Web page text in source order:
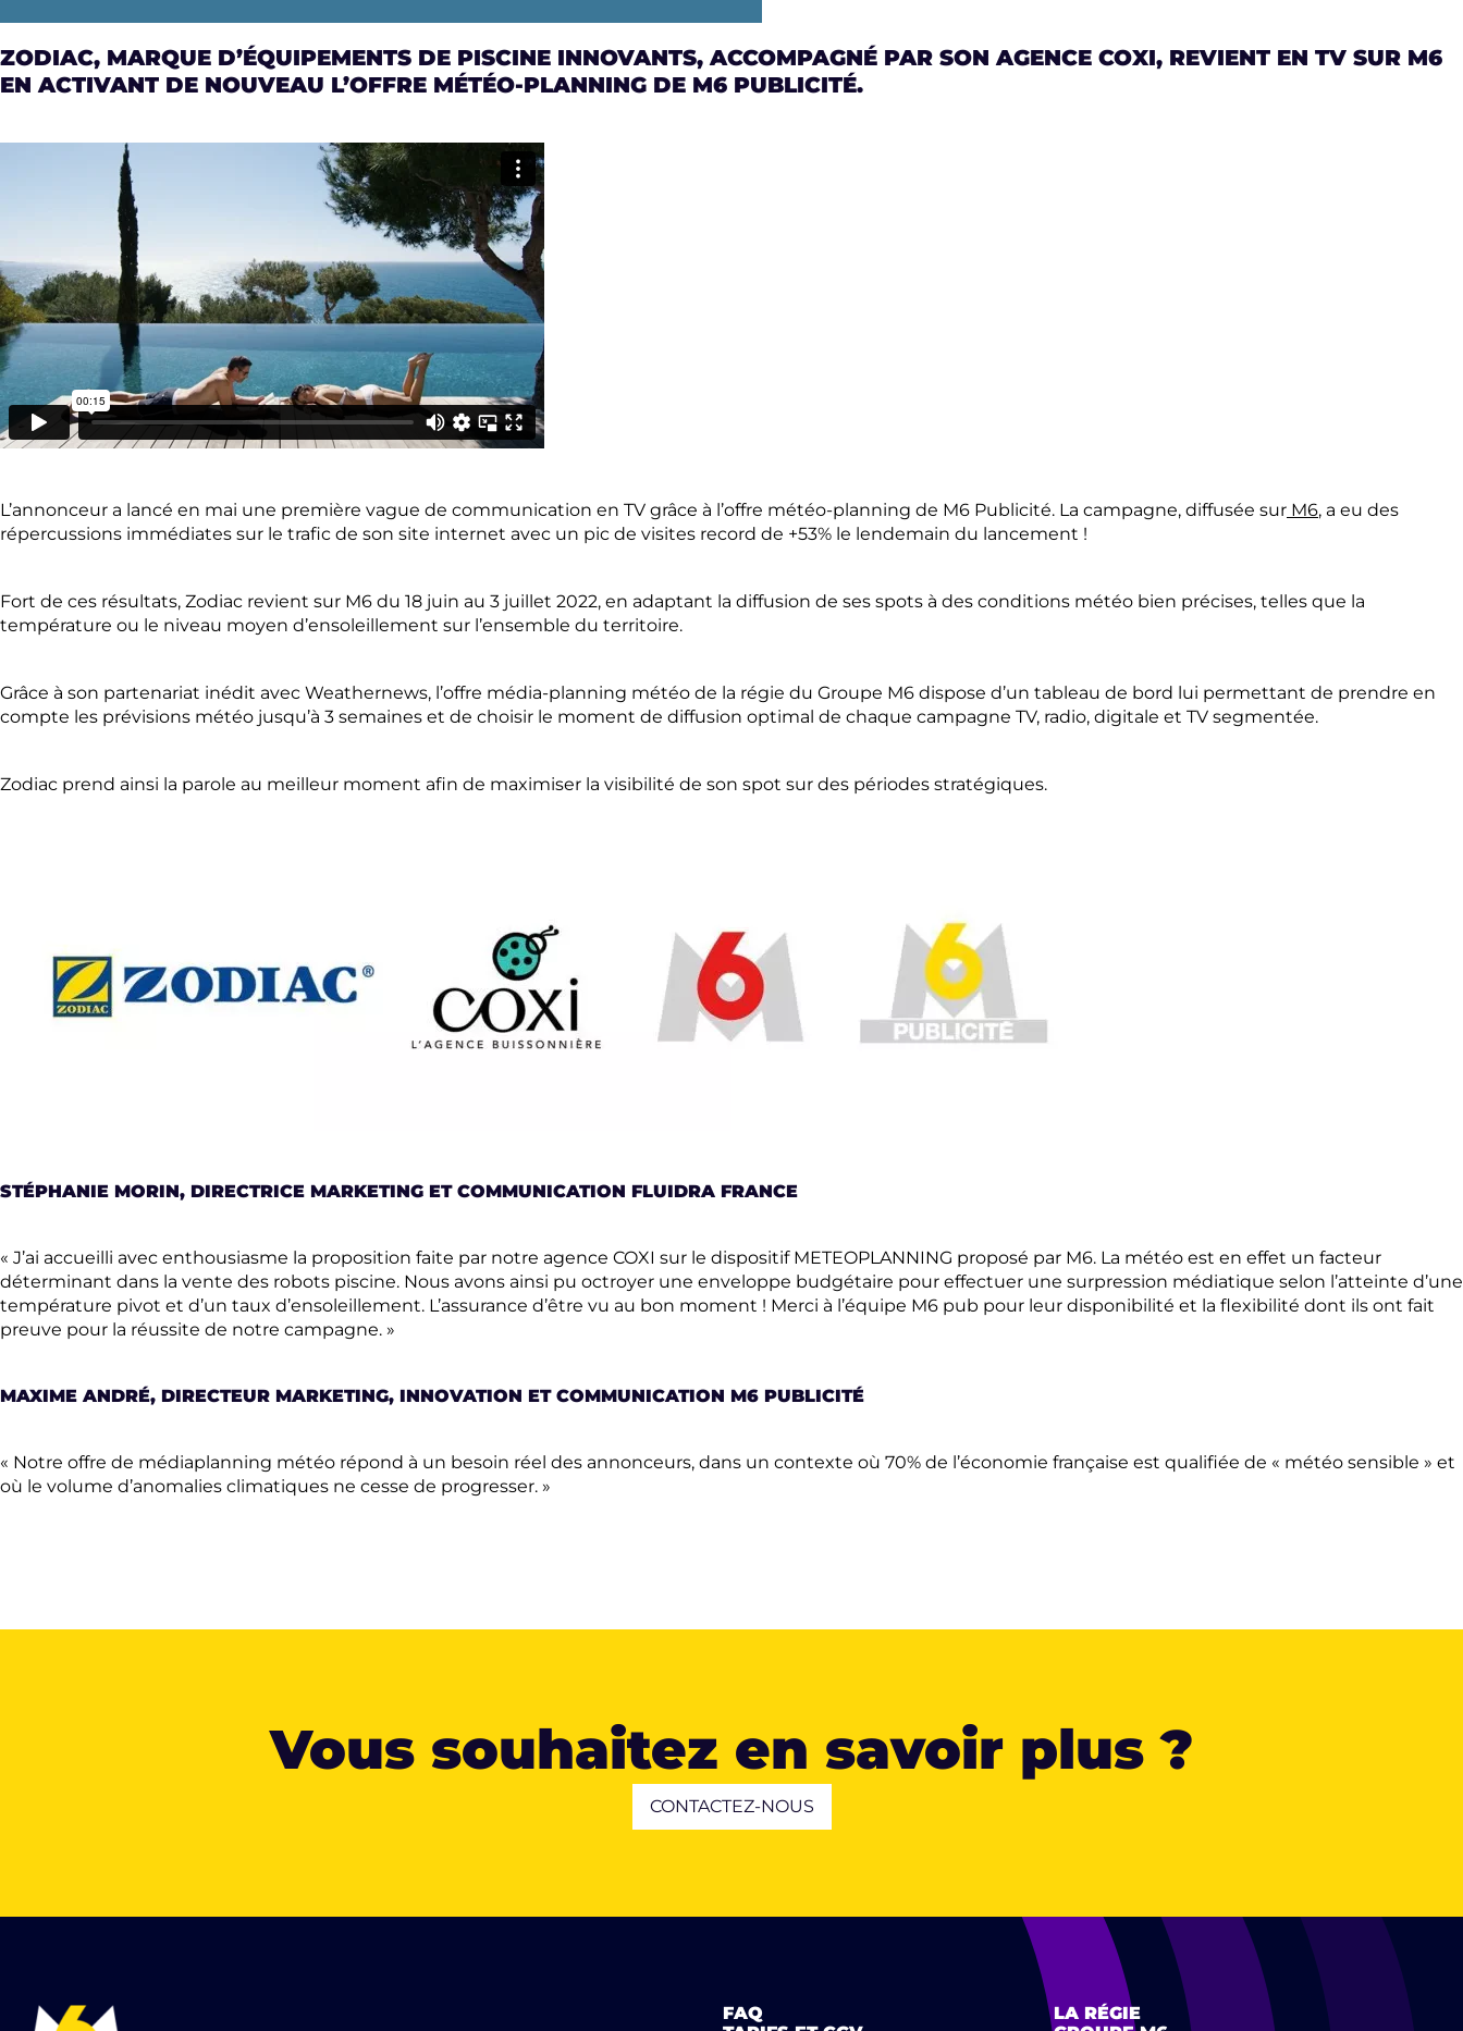
ZODIAC, MARQUE D’ÉQUIPEMENTS DE PISCINE INNOVANTS, ACCOMPAGNÉ PAR SON AGENCE COXI, REVIENT EN TV SUR M6
EN ACTIVANT DE NOUVEAU L’OFFRE MÉTÉO-PLANNING DE M6 PUBLICITÉ.
L’annonceur a lancé en mai une première vague de communication en TV grâce à l’offre météo-planning de M6 Publicité. La campagne, diffusée sur M6, a eu des
répercussions immédiates sur le trafic de son site internet avec un pic de visites record de +53% le lendemain du lancement !
Fort de ces résultats, Zodiac revient sur M6 du 18 juin au 3 juillet 2022, en adaptant la diffusion de ses spots à des conditions météo bien précises, telles que la
température ou le niveau moyen d’ensoleillement sur l’ensemble du territoire.
Grâce à son partenariat inédit avec Weathernews, l’offre média-planning météo de la régie du Groupe M6 dispose d’un tableau de bord lui permettant de prendre en
compte les prévisions météo jusqu’à 3 semaines et de choisir le moment de diffusion optimal de chaque campagne TV, radio, digitale et TV segmentée.
Zodiac prend ainsi la parole au meilleur moment afin de maximiser la visibilité de son spot sur des périodes stratégiques.
STÉPHANIE MORIN, DIRECTRICE MARKETING ET COMMUNICATION FLUIDRA FRANCE
« J’ai accueilli avec enthousiasme la proposition faite par notre agence COXI sur le dispositif METEOPLANNING proposé par M6. La météo est en effet un facteur
déterminant dans la vente des robots piscine. Nous avons ainsi pu octroyer une enveloppe budgétaire pour effectuer une surpression médiatique selon l’atteinte d’une
température pivot et d’un taux d’ensoleillement. L’assurance d’être vu au bon moment ! Merci à l’équipe M6 pub pour leur disponibilité et la flexibilité dont ils ont fait
preuve pour la réussite de notre campagne. »
MAXIME ANDRÉ, DIRECTEUR MARKETING, INNOVATION ET COMMUNICATION M6 PUBLICITÉ
« Notre offre de médiaplanning météo répond à un besoin réel des annonceurs, dans un contexte où 70% de l’économie française est qualifiée de « météo sensible » et
où le volume d’anomalies climatiques ne cesse de progresser. »
Vous souhaitez en savoir plus ?
CONTACTEZ-NOUS
FAQ
LA RÉGIE